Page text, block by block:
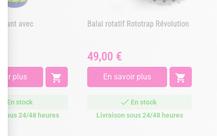
avec
plus 
En stock
sous 24/48 heures
Balai rotatif Rototrap Révolution
Prix
49,00 €
En savoir plus 
En stock
Livraison sous 24/48 heures